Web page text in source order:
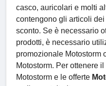
casco, auricolari e molti
contengono gli articoli
sconto. Se è necessario
prodotti, è necessario
promozionale Motostorm
Motostorm. Per ottenere
Motostorm e le offerte